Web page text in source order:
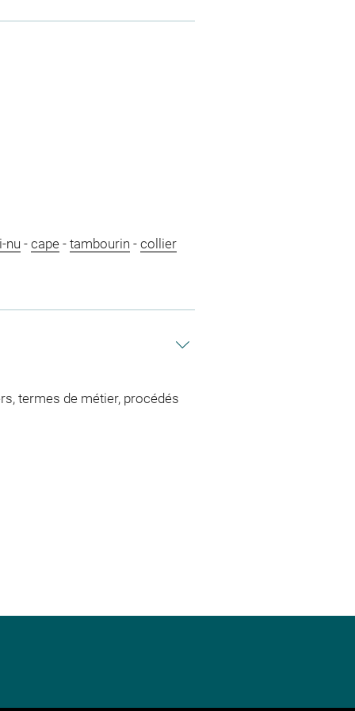
nu - cape- tambourin - collier
termes de métier, procédés